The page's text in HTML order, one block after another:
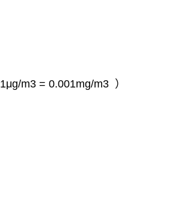
1μg/m3 = 0.001mg/m3 ）